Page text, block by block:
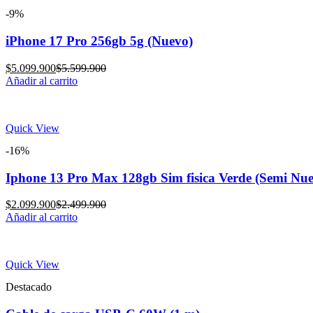
-9%
iPhone 17 Pro 256gb 5g (Nuevo)
$5.099.900Current
price
$5.599.900Original
Añadir al carrito
Quick View
-16%
Iphone 13 Pro Max 128gb Sim fisica Verde (Semi
$2.099.900Current
price
$2.499.900Original
Añadir al carrito
Quick View
Destacado